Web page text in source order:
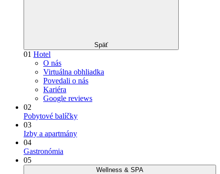
Späť
01 Hotel
O nás
Virtuálna obhliadka
Povedali o nás
Kariéra
Google reviews
02
Pobytové balíčky
03
Izby a apartmány
04
Gastronómia
05
Wellness & SPA